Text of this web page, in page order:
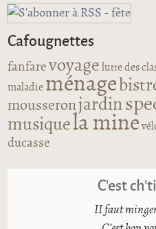
Cafougnettes
fanfarevoyage lutte des
maladie ménage
mousseronjardin
musiquela mine
ducasse
C’est
II faut minger